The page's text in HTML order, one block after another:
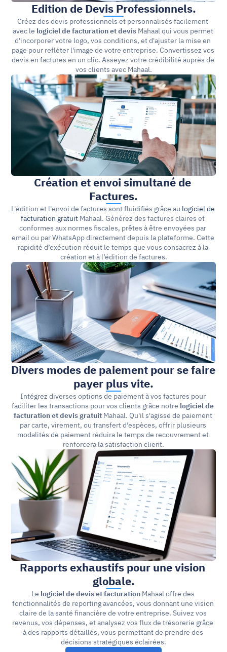
Edition de Devis Professionnels.
Créez des devis professionnels et personnalisés facilement
avec le logiciel de facturation et devis Mahaal qui vous permet
d'incorporer votre logo, vos conditions, et d'ajuster la mise en
page pour refléter l'image de votre entreprise. Convertissez vos
devis en factures en un clic. Asseyez votre crédibilité auprès de
vos clients avec Mahaal.
Création et envoi simultané de
Factures.
L'édition et l'envoi de factures sont fluidifiés grâce au logiciel de
facturation gratuit Mahaal. Générez des factures claires et
conformes aux normes fiscales, prêtes à être envoyées par
email ou par WhatsApp directement depuis la plateforme. Cette
rapidité d’exécution réduit le temps que vous consacrez à la
création et à l’édition de factures.
Divers modes de paiement pour se faire
payer plus vite.
Intégrez diverses options de paiement à vos factures pour
faciliter les transactions pour vos clients grâce notre logiciel de
facturation et devis gratuit Mahaal. Qu'il s'agisse de paiement
par carte, virement, ou transfert d’espèces, offrir plusieurs
modalités de paiement réduira le temps de recouvrement et
renforcera la satisfaction client.
Rapports exhaustifs pour une vision
globale.
Le logiciel de devis et facturation Mahaal offre des
fonctionnalités de reporting avancées, vous donnant une vision
claire de la santé financière de votre entreprise. Suivez vos
revenus, vos dépenses, et analysez vos flux de trésorerie grâce
à des rapports détaillés, vous permettant de prendre des
décisions stratégiques éclairées.